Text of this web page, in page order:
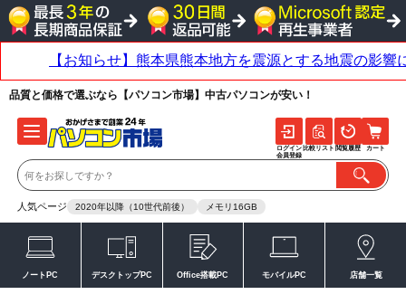
品質と価格で選ぶなら【パソコン市場】中古パソコンが安い！
人気ページ 2020年以降（10世代前後） メモリ16GB
ログイン
会員登録
比較リスト 閲覧履歴 カート
ノートPC デスクトップPC Office搭載PC モバイルPC 店舗一覧